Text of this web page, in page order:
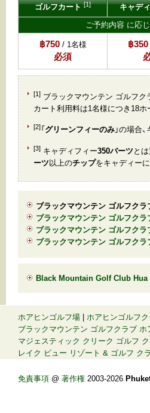
ゴルフカート[1] キャデ
ご予約内容 に応
฿750/ 1名様
必須
฿350
[1] ブラックマウンテン ゴルフ
カート利用料は1名様につき18ホ
[2] 「 グリーンフィーのみ 」の場合
[3] キャディフィー350バーツ と
ーツ 以上のチップをキャディー
ブラックマウンテン ゴルフク
ブラックマウンテン ゴルフク
ブラックマウンテン ゴルフク
ブラックマウンテン ゴルフク
Black Mountain Golf Club Hua
ホアヒンゴルフ場 ホアヒンゴルフ
ブラックマウンテン ゴルフクラブ ホ
マジェスティック クリーク ゴルフ
レイク ビュー リゾート & ゴルフ ク
免責事項 @ 著作権 2003-2026